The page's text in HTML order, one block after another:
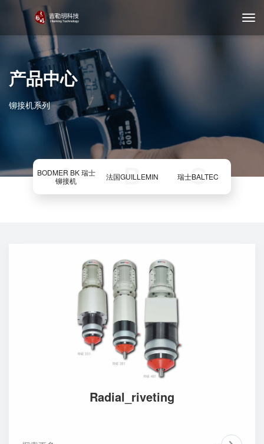
产品中心
铆接机系列
A
BODMER BK 瑞士
铆接机
B
法国GUILLEMIN C
瑞士BALTEC
Radial_riveting